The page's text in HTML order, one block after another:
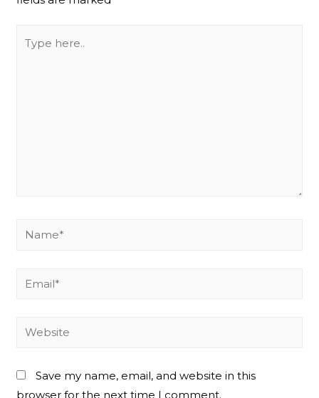
here..
Name*
Email*
Website
Save my name, email, and website in this
browser for the next time I comment.